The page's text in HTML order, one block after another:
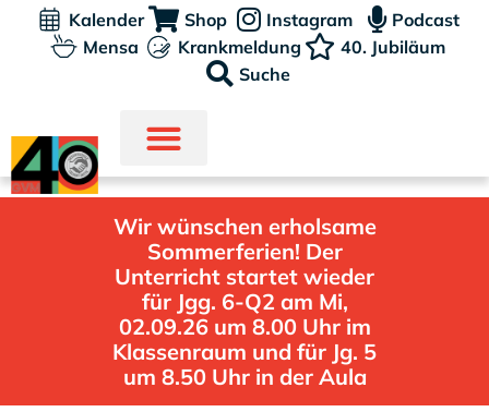
Kalender Shop Instagram
Podcast
Mensa
Krankmeldung
40. Jubiläum
Suche
Wir wünschen erholsame
Sommerferien! Der
Unterricht startet wieder
für Jgg. 6-Q2 am Mi,
02.09.26 um 8.00 Uhr im
Klassenraum und für Jg. 5
um 8.50 Uhr in der Aula